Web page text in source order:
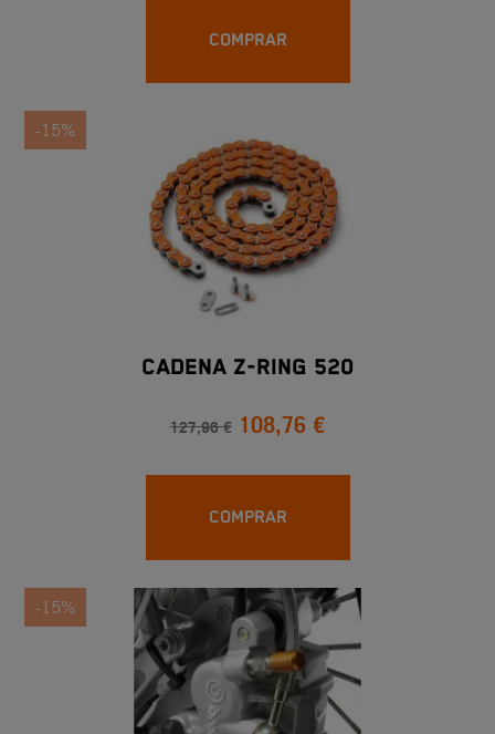
COMPRAR
-15%
CADENA Z-RING 520
127,96 € 108,76 €
COMPRAR
-15%